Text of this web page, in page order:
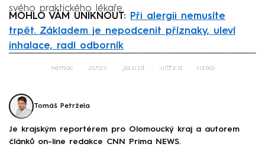
svého praktického lékaře.
MOHLO VÁM UNIKNOUT: Při alergii nemusíte
trpět. Základem je nepodcenit příznaky, uleví
inhalace, radí odborník
Failed to fetch
nemoc zdraví parazit klíšťata riziko
Tomáš Petržela
Je krajským reportérem pro Olomoucký kraj a autorem
článků on-line redakce CNN Prima NEWS.